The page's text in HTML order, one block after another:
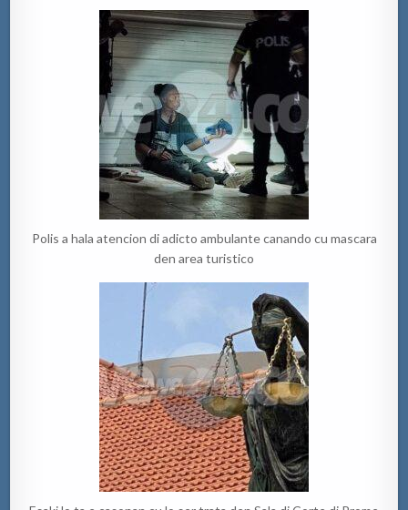
Polis a hala atencion di adicto ambulante canando cu mascara
den area turistico